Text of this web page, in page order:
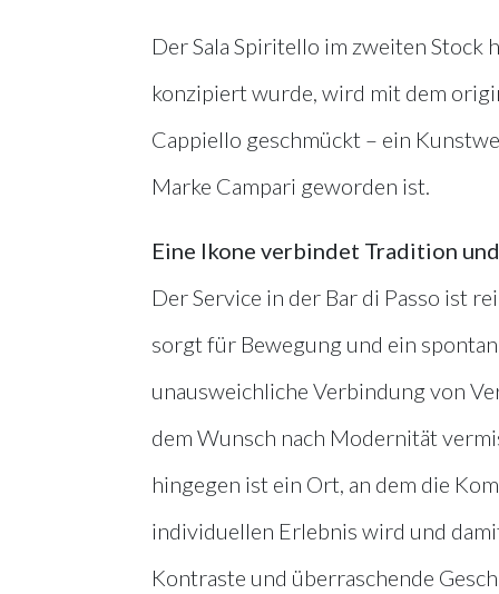
Der Sala Spiritello im zweiten
konzipiert wurde, wird mit dem
Cappiello geschmückt – ein
Marke Campari geworden ist.
Eine Ikone verbindet Tradition
Der Service in der Bar di Passo ist
sorgt für Bewegung und ein
unausweichliche Verbindung von
dem Wunsch nach Modernität
hingegen ist ein Ort, an dem die
individuellen Erlebnis wird und
Kontraste und überraschende